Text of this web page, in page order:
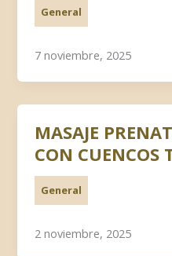
General
7 noviembre, 2025
MASAJE
CON CUENCOS
General
2 noviembre, 2025